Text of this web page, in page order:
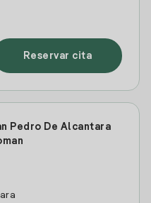
Reservar cita
Pedro De Alcantara